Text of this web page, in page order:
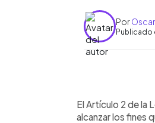
Por
Publicado
►
El Artículo 2 de la
alcanzar los fines